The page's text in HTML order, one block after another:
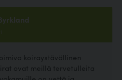
koiraystävällinen
ovat meillä tervetulleita